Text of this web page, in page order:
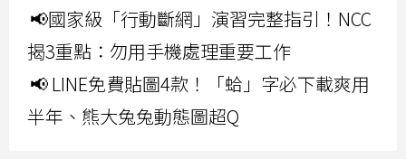
📢國家級「行動斷網」演習完整指引！NCC
揭3重點：勿用手機處理重要工作
📢 LINE免費貼圖4款！「蛤」字必下載爽用
半年、熊大兔兔動態圖超Q